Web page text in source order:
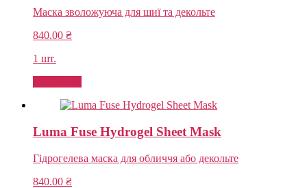
Маска зволожуюча для шиї та декольте
840.00 ₴
1 шт.
Luma Fuse Hydrogel Sheet Mask
Гідрогелева маска для обличчя або декольте
840.00 ₴